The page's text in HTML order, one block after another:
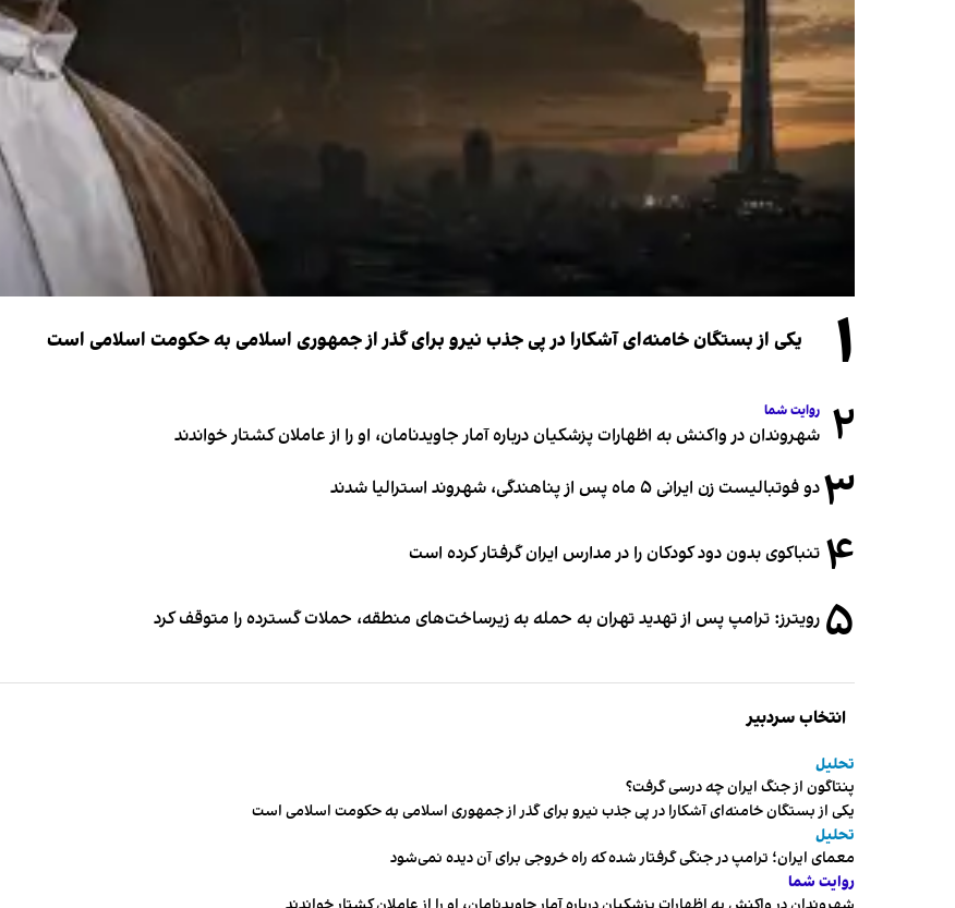
۱ یکی از بستگان خامنه‌ای آشکارا در پی جذب نیرو برای گذر از جمهوری اسلامی به حکومت اسلامی است
۲ روایت شما
شهروندان در واکنش به اظهارات پزشکیان درباره آمار جاویدنامان، او را از عاملان کشتار خواندند
۳دو فوتبالیست زن ایرانی ۵ ماه پس از پناهندگی، شهروند استرالیا شدند
۴ تنباکوی بدون دود کودکان را در مدارس ایران گرفتار کرده است
۵ رویترز: ترامپ پس از تهدید تهران به حمله به زیرساخت‌های منطقه، حملات گسترده را متوقف کرد
انتخاب سردبیر
تحلیل
پنتاگون از جنگ ایران چه درسی گرفت؟
یکی از بستگان خامنه‌ای آشکارا در پی جذب نیرو برای گذر از جمهوری اسلامی به حکومت اسلامی است
تحلیل
معمای ایران؛ ترامپ در جنگی گرفتار شده که راه خروجی برای آن دیده نمی‌شود
روایت شما